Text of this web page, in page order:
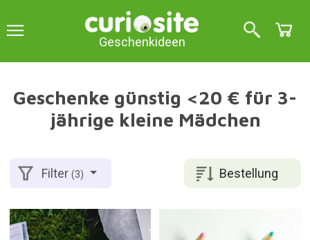
Geschenkideen
Geschenke günstig <20 € für 3-
jährige kleine Mädchen
Bestellung
Filter(3)